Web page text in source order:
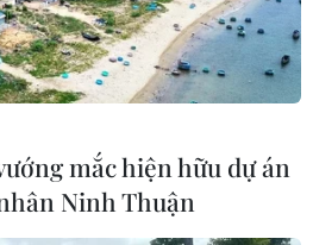
mắc hiện hữu dự án
Ninh Thuận